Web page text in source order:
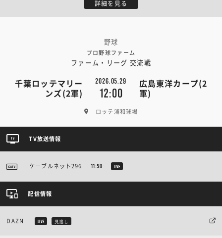
詳細を見る
野球
プロ野球ファーム
ファーム・リーグ 交流戦
千葉ロッテマリー
ンズ(2軍)
2026.05.29
12:00
広島東洋カープ(2
軍)
ロッテ浦和球場
TV放送情報
ケーブルネット296 11:50~ LIVE
配信情報
DAZN LIVE 見逃し